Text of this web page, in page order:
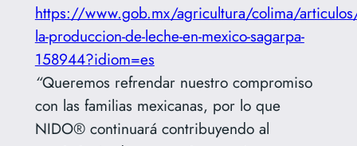
https://www.gob.mx/agricultura/colima/
la-produccion-de-leche-en-mexico-sagarpa-
158944?idiom=es
“Queremos refrendar nuestro compromiso
con las familias mexicanas, por lo que
NIDO® continuará contribuyendo al